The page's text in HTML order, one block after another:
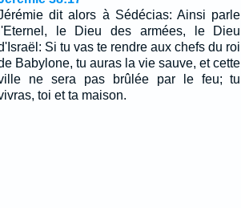
dit alors à Sédécias: Ainsi parle
l'Eternel, le Dieu des armées, le Dieu
Si tu vas te rendre aux chefs du roi
Babylone, tu auras la vie sauve, et cette
ne sera pas brûlée par le feu; tu
toi et ta maison.